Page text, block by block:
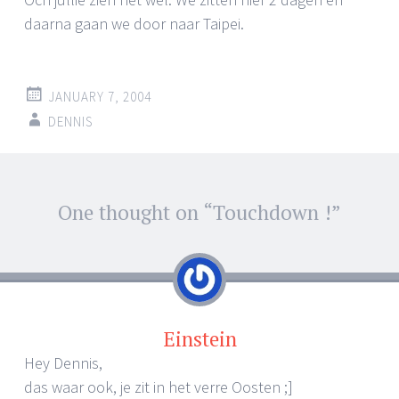
daarna gaan we door naar Taipei.
JANUARY 7, 2004
DENNIS
Post
navigation
One thought on “Touchdown !”
Einstein
Hey Dennis,
das waar ook, je zit in het verre Oosten ;]